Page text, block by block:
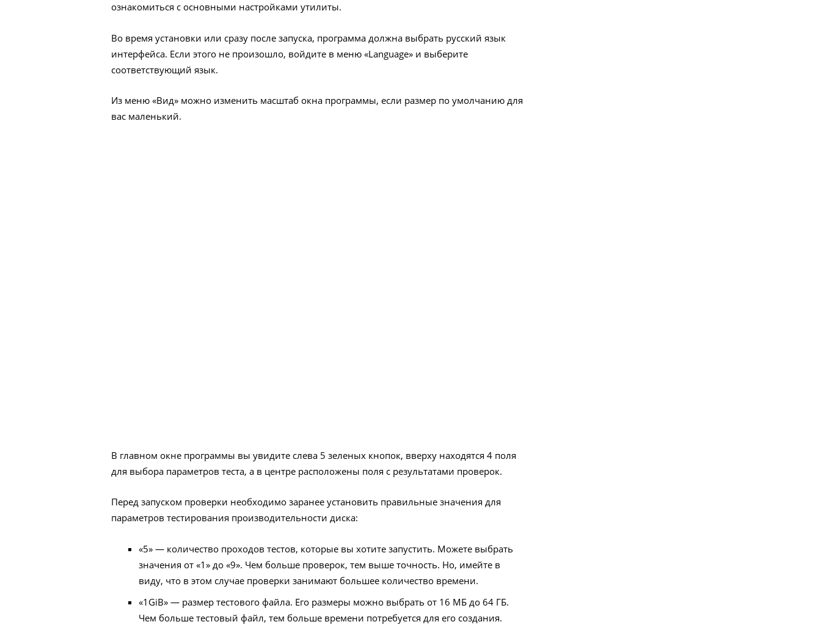
ознакомиться с основными настройками утилиты.
Во время установки или сразу после запуска, программа должна выбрать русский язык
интерфейса. Если этого не произошло, войдите в меню «Language» и выберите
соответствующий язык.
Из меню «Вид» можно изменить масштаб окна программы, если размер по умолчанию для
вас маленький.
В главном окне программы вы увидите слева 5 зеленых кнопок, вверху находятся 4 поля
для выбора параметров теста, а в центре расположены поля с результатами проверок.
Перед запуском проверки необходимо заранее установить правильные значения для
параметров тестирования производительности диска:
«5» — количество проходов тестов, которые вы хотите запустить. Можете выбрать
значения от «1» до «9». Чем больше проверок, тем выше точность. Но, имейте в
виду, что в этом случае проверки занимают большее количество времени.
«1GiB» — размер тестового файла. Его размеры можно выбрать от 16 МБ до 64 ГБ.
Чем больше тестовый файл, тем больше времени потребуется для его создания.